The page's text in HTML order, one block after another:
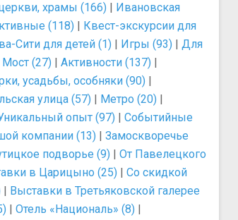
храмы (166) | Ивановская
(118) | Квест-экскурсии для
Сити для детей (1) | Игры (93) | Для
(27) | Активности (137) |
усадьбы, особняки (90) |
улица (57) | Метро (20) |
опыт (97) | Событийные
компании (13) | Замоскворечье
подворье (9) | От Павелецкого
в Царицыно (25) | Со скидкой
| Выставки в Третьяковской галерее
| Отель «Националь» (8) |